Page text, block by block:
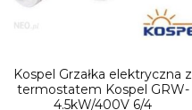
Kospel Grzałka elektryczna z
termostatem Kospel GRW-
4.5kW/400V 6/4